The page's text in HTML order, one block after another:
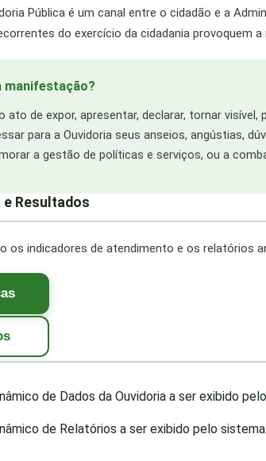
Pública é um canal entre o cidadão e a
do exercício da cidadania provoquem
manifestação?
ato de expor, apresentar, declarar, tornar
para a Ouvidoria seus anseios, angústias,
a gestão de políticas e serviços, ou a
Resultados
os indicadores de atendimento e os relatórios
de Dados da Ouvidoria a ser exibido
de Relatórios a ser exibido pelo sistema.